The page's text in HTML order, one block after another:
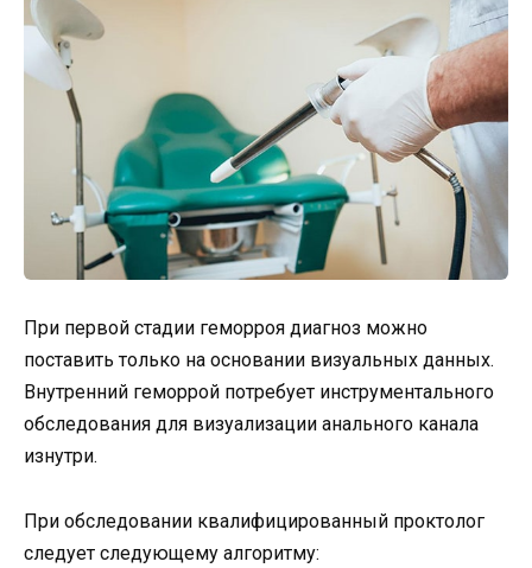
При первой стадии геморроя диагноз можно
поставить только на основании визуальных данных.
Внутренний геморрой потребует инструментального
обследования для визуализации анального канала
изнутри.
При обследовании квалифицированный проктолог
следует следующему алгоритму: